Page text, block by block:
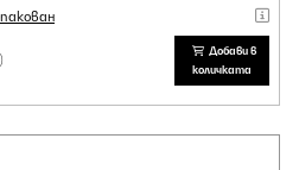
Добави в
количката